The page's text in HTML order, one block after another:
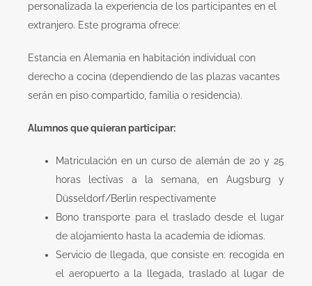
personalizada la experiencia de los participantes en el
extranjero. Este programa ofrece:
Estancia en Alemania en habitación individual con
derecho a cocina (dependiendo de las plazas vacantes
serán en piso compartido, familia o residencia).
Alumnos que quieran participar:
Matriculación en un curso de alemán de 20 y 25
horas lectivas a la semana, en Augsburg y
Düsseldorf/Berlin respectivamente
Bono transporte para el traslado desde el lugar
de alojamiento hasta la academia de idiomas.
Servicio de llegada, que consiste en: recogida en
el aeropuerto a la llegada, traslado al lugar de